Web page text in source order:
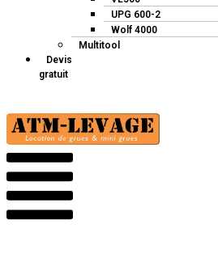
UPG 600-2
Wolf 4000
Multitool
Devis
gratuit